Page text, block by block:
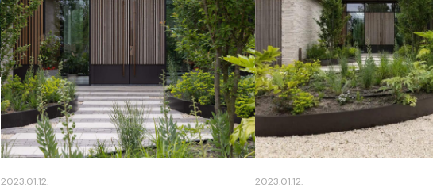
2023.01.12. 2023.01.12.